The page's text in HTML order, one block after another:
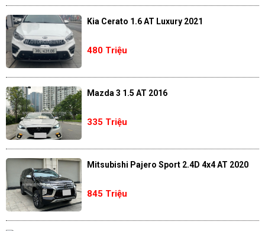
Kia Cerato 1.6 AT Luxury 2021
480 Triệu
Mazda 3 1.5 AT 2016
335 Triệu
Mitsubishi Pajero Sport 2.4D 4x4 AT 2020
845 Triệu